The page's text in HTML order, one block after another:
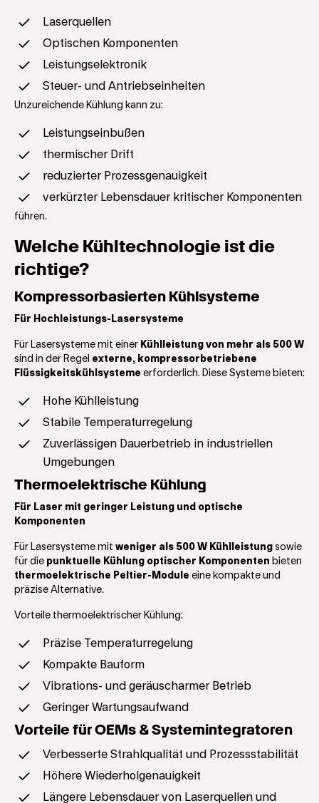
Laserquellen
Optischen Komponenten
Leistungselektronik
Steuer- und Antriebseinheiten
Unzureichende Kühlung kann zu:
Leistungseinbußen
thermischer Drift
reduzierter Prozessgenauigkeit
verkürzter Lebensdauer kritischer Komponenten
führen.
Welche Kühltechnologie ist die
richtige?
Kompressorbasierten Kühlsysteme
Für Hochleistungs-Lasersysteme
Für Lasersysteme mit einer Kühlleistung von mehr als 500 W
sind in der Regel externe, kompressorbetriebene
Flüssigkeitskühlsysteme erforderlich. Diese Systeme bieten:
Hohe Kühlleistung
Stabile Temperaturregelung
Zuverlässigen Dauerbetrieb in industriellen
Umgebungen
Thermoelektrische Kühlung
Für Laser mit geringer Leistung und optische
Komponenten
Für Lasersysteme mit weniger als 500 W Kühlleistung sowie
für die punktuelle Kühlung optischer Komponenten bieten
thermoelektrische Peltier-Module eine kompakte und
präzise Alternative.
Vorteile thermoelektrischer Kühlung:
Präzise Temperaturregelung
Kompakte Bauform
Vibrations- und geräuscharmer Betrieb
Geringer Wartungsaufwand
Vorteile für OEMs & Systemintegratoren
Verbesserte Strahlqualität und Prozessstabilität
Höhere Wiederholgenauigkeit
Längere Lebensdauer von Laserquellen und